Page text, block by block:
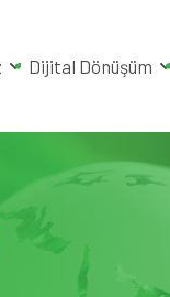
Dijital Dönüşüm